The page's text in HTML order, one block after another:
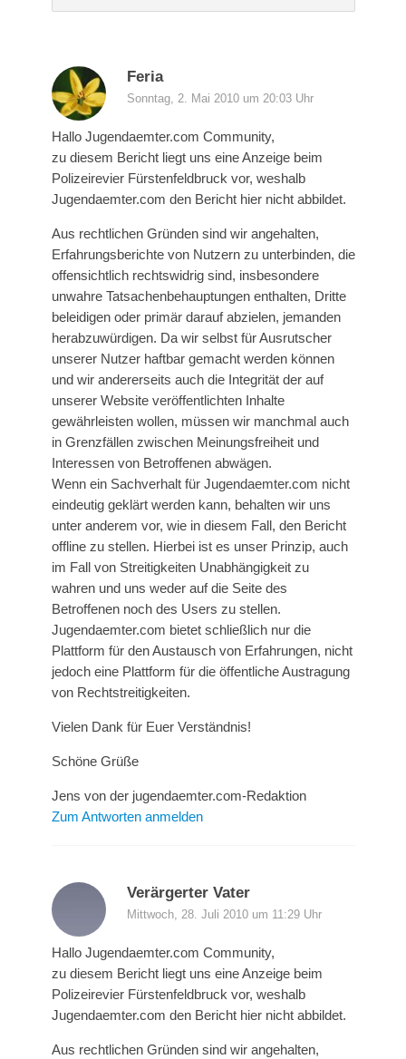
Feria
Sonntag, 2. Mai 2010 um 20:03 Uhr
Hallo Jugendaemter.com Community,
zu diesem Bericht liegt uns eine Anzeige beim
Polizeirevier Fürstenfeldbruck vor, weshalb
Jugendaemter.com den Bericht hier nicht abbildet.
Aus rechtlichen Gründen sind wir angehalten,
Erfahrungsberichte von Nutzern zu unterbinden, die
offensichtlich rechtswidrig sind, insbesondere
unwahre Tatsachenbehauptungen enthalten, Dritte
beleidigen oder primär darauf abzielen, jemanden
herabzuwürdigen. Da wir selbst für Ausrutscher
unserer Nutzer haftbar gemacht werden können
und wir andererseits auch die Integrität der auf
unserer Website veröffentlichten Inhalte
gewährleisten wollen, müssen wir manchmal auch
in Grenzfällen zwischen Meinungsfreiheit und
Interessen von Betroffenen abwägen.
Wenn ein Sachverhalt für Jugendaemter.com nicht
eindeutig geklärt werden kann, behalten wir uns
unter anderem vor, wie in diesem Fall, den Bericht
offline zu stellen. Hierbei ist es unser Prinzip, auch
im Fall von Streitigkeiten Unabhängigkeit zu
wahren und uns weder auf die Seite des
Betroffenen noch des Users zu stellen.
Jugendaemter.com bietet schließlich nur die
Plattform für den Austausch von Erfahrungen, nicht
jedoch eine Plattform für die öffentliche Austragung
von Rechtstreitigkeiten.
Vielen Dank für Euer Verständnis!
Schöne Grüße
Jens von der jugendaemter.com-Redaktion
Zum Antworten anmelden
Verärgerter Vater
Mittwoch, 28. Juli 2010 um 11:29 Uhr
Hallo Jugendaemter.com Community,
zu diesem Bericht liegt uns eine Anzeige beim
Polizeirevier Fürstenfeldbruck vor, weshalb
Jugendaemter.com den Bericht hier nicht abbildet.
Aus rechtlichen Gründen sind wir angehalten,